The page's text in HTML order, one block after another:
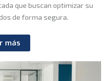
que buscan optimizar su
de forma segura.
más